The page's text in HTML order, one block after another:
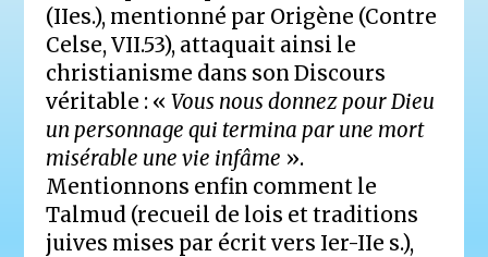
(IIes.), mentionné par Origène (Contre
Celse, VII.53), attaquait ainsi le
christianisme dans son Discours
véritable : « Vous nous donnez pour Dieu
un personnage qui termina par une mort
misérable une vie infâme ».
Mentionnons enfin comment le
Talmud (recueil de lois et traditions
juives mises par écrit vers Ier-IIe s.),